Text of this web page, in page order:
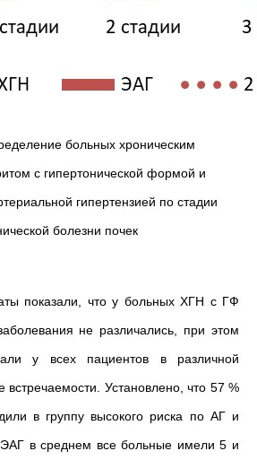
больных хроническим
с гипертонической формой и
гипертензией по стадии
болезни почек
показали, что у больных ХГН с ГФ
не различались, при этом
у всех пациентов в различной
встречаемости. Установлено, что 57 %
в группу высокого риска по АГ и
в среднем все больные имели 5 и